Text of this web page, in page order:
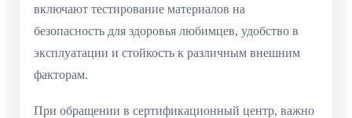
включают тестирование материалов на
безопасность для здоровья любимцев, удобство в
эксплуатации и стойкость к различным внешним
факторам.
При обращении в сертификационный центр, важно